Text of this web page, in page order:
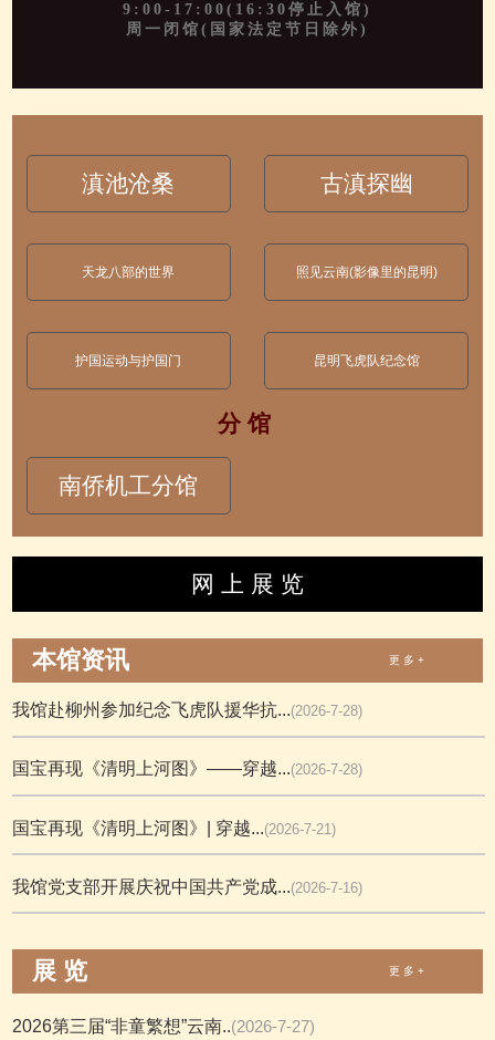
9:00-17:00(16:30停止入馆)
周一闭馆(国家法定节日除外)
滇池沧桑 古滇探幽
天龙八部的世界 照见云南(影像里的昆明)
护国运动与护国门 昆明飞虎队纪念馆
分 馆
南侨机工分馆
网 上 展 览
本馆资讯 更 多 +
我馆赴柳州参加纪念飞虎队援华抗...(2026-7-28)
国宝再现《清明上河图》——穿越...(2026-7-28)
国宝再现《清明上河图》| 穿越...(2026-7-21)
我馆党支部开展庆祝中国共产党成...(2026-7-16)
展 览 更 多 +
2026第三届“非童繁想”云南..(2026-7-27)